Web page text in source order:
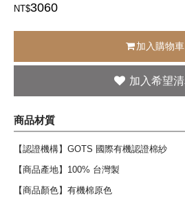
NT$3060
加入購物車
商品材質
【認證機構】GOTS 國際有機認證棉紗
【商品產地】100% 台灣製
【商品顏色】有機棉原色